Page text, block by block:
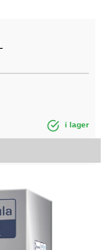
i lager